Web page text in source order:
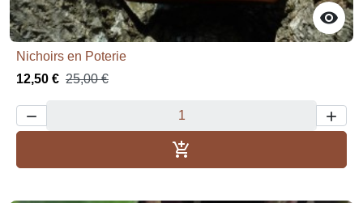

Nichoirs en Poterie
12,50 € 25,00 €
 
